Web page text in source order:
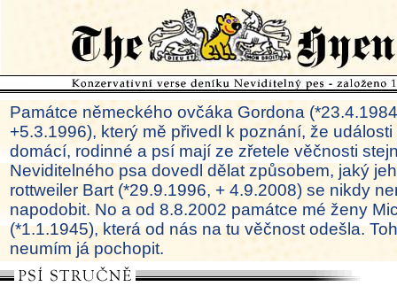
Památce německého ovčáka Gordona
+5.3.1996), který mě přivedl k poznání, že
domácí, rodinné a psí mají ze zřetele věčnosti
Neviditelného psa dovedl dělat způsobem, jaký
rottweiler Bart (*29.9.1996, + 4.9.2008) se nikdy
napodobit. No a od 8.8.2002 památce mé ženy
(*1.1.1945), která od nás na tu věčnost odešla.
neumím já pochopit.